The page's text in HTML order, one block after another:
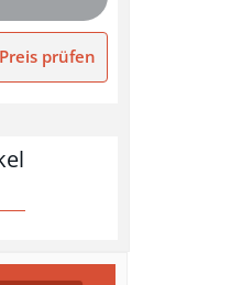
Preis prüfen